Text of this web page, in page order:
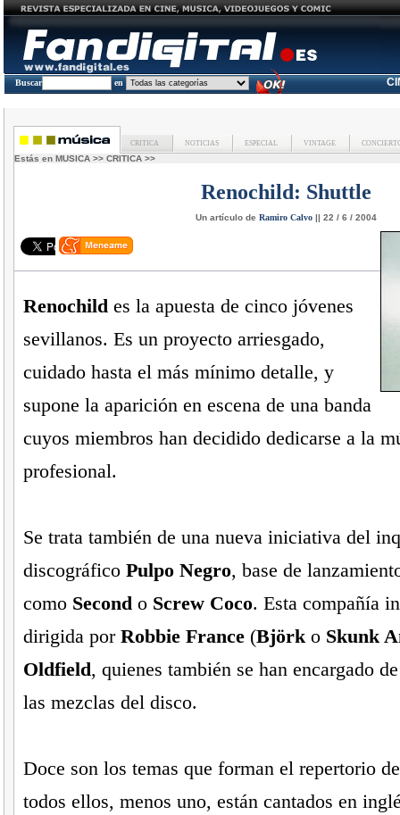
Buscar en
CRITICA NOTICIAS ESPECIAL VINTAGE
Estás en MUSICA >> CRITICA >>
Renochild: Shuttle
Un artículo de Ramiro Calvo || 22 / 6 / 2004
Renochildes la apuesta de cinco jóvenes
sevillanos. Es un proyecto arriesgado,
cuidado hasta el más mínimo detalle, y
supone la aparición en escena de una banda
cuyos miembros han decidido dedicarse a la
profesional.
Se trata también de una nueva iniciativa del
discográfico Pulpo Negro, base de
como Secondo Screw Coco. Esta compañía
dirigida por Robbie France(Björko Skunk
Oldfield, quienes también se han encargado
las mezclas del disco.
Doce son los temas que forman el repertorio
todos ellos, menos uno, están cantados en